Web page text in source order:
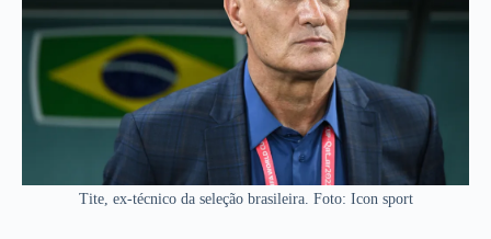
MLS
APOSTAS LEGAL
Tite, ex-técnico da seleção brasileira. Foto: Icon sport